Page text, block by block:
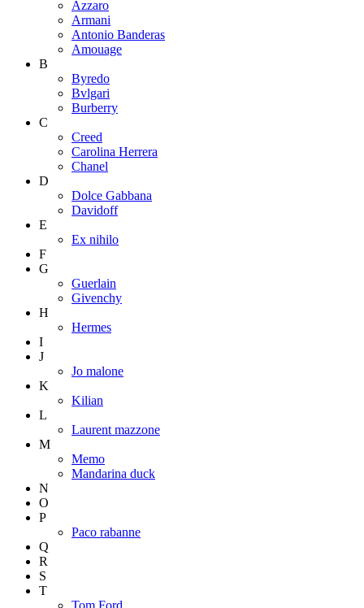
Azzaro
Armani
Antonio Banderas
Amouage
B
Byredo
Bvlgari
Burberry
C
Creed
Carolina Herrera
Chanel
D
Dolce Gabbana
Davidoff
E
Ex nihilo
F
G
Guerlain
Givenchy
H
Hermes
I
J
Jo malone
K
Kilian
L
Laurent mazzone
M
Memo
Mandarina duck
N
O
P
Paco rabanne
Q
R
S
T
Tom Ford